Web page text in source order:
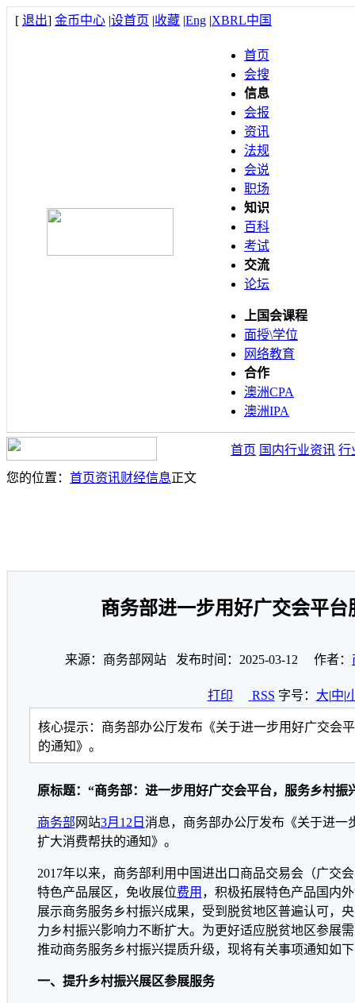
[ 退出] 金币中心 |设首页 |收藏 |Eng |XBRL中国
首页
会搜
信息
会报
资讯
法规
会说
职场
知识
百科
考试
交流
论坛
上国会课程
面授\学位
网络教育
合作
澳洲CPA
澳洲IPA
首页 国内行业资讯 行
您的位置： 首页资讯财经信息正文
商务部进一步用好广交会平台
来源：商务部网站 发布时间：2025-03-12 作者：
打印 RSS 字号： 大|中|
核心提示：商务部办公厅发布《关于进一步用好广交会
的通知》。
原标题：“商务部：进一步用好广交会平台，服务乡村振
商务部 网站3月12日 消息，商务部办公厅发布《关于进一
扩大消费帮扶的通知》。
2017年以来，商务部利用中国进出口商品交易会（广交
特色产品展区，免收展位费用 ，积极拓展特色产品国内
展示商务服务乡村振兴成果，受到脱贫地区普遍认可，
力乡村振兴影响力不断扩大。为更好适应脱贫地区参展
推动商务服务乡村振兴提质升级，现将有关事项通知如
一、提升乡村振兴展区参展服务